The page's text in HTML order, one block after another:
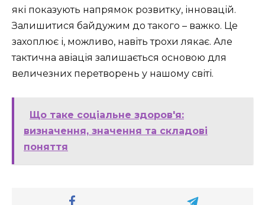
які показують напрямок розвитку, інновацій.
Залишитися байдужим до такого – важко. Це
захоплює і, можливо, навіть трохи лякає. Але
тактична авіація залишається основою для
величезних перетворень у нашому світі.
Що таке соціальне здоров'я:
визначення, значення та складові
поняття